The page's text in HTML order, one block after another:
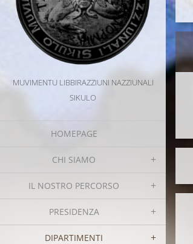
MUVIMENTU LIBBIRAZZIUNI NAZZIUNALI
SIKULO
HOMEPAGE
CHI SIAMO
IL NOSTRO PERCORSO
PRESIDENZA
DIPARTIMENTI